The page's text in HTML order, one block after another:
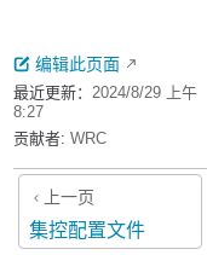
编辑此页面
最近更新： 2024/8/29 上午
8:27
贡献者: WRC
上一页
集控配置文件